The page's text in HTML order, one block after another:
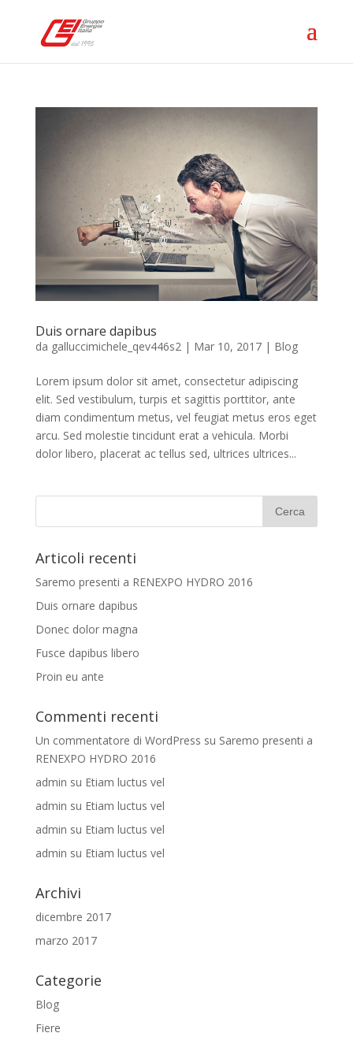
Duis ornare dapibus
da galluccimichele_qev446s2| Mar 10, 2017| Blog
Lorem ipsum dolor sit amet, consectetur adipiscing
elit. Sed vestibulum, turpis et sagittis porttitor, ante
diam condimentum metus, vel feugiat metus eros eget
arcu. Sed molestie tincidunt erat a vehicula. Morbi
dolor libero, placerat ac tellus sed, ultrices ultrices...
Articoli recenti
Saremo presenti a RENEXPO HYDRO 2016
Duis ornare dapibus
Donec dolor magna
Fusce dapibus libero
Proin eu ante
Commenti recenti
Un commentatore di WordPress su Saremo presenti a
RENEXPO HYDRO 2016
admin su Etiam luctus vel
admin su Etiam luctus vel
admin su Etiam luctus vel
admin su Etiam luctus vel
Archivi
dicembre 2017
marzo 2017
Categorie
Blog
Fiere